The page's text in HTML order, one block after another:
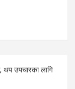
थप उपचारका लागि